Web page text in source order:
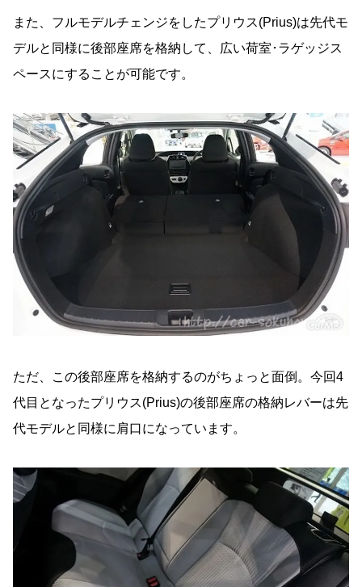
また、フルモデルチェンジをしたプリウス(Prius)は先代モ
デルと同様に後部座席を格納して、広い荷室･ラゲッジス
ペースにすることが可能です。
ただ、この後部座席を格納するのがちょっと面倒。今回4
代目となったプリウス(Prius)の後部座席の格納レバーは先
代モデルと同様に肩口になっています。